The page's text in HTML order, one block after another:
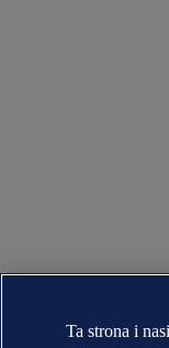
Ta strona i